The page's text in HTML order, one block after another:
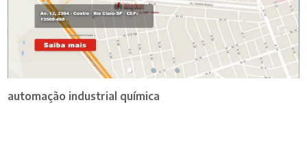
automação industrial química